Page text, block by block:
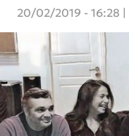
20/02/2019 - 16:28